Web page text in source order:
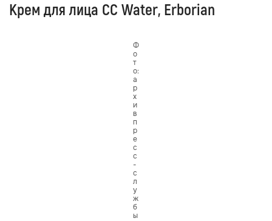
Крем для лица CC Water, Erborian
Ф
о
т
о:
а
р
х
и
в
п
р
е
с
с
-
с
л
у
ж
б
ы